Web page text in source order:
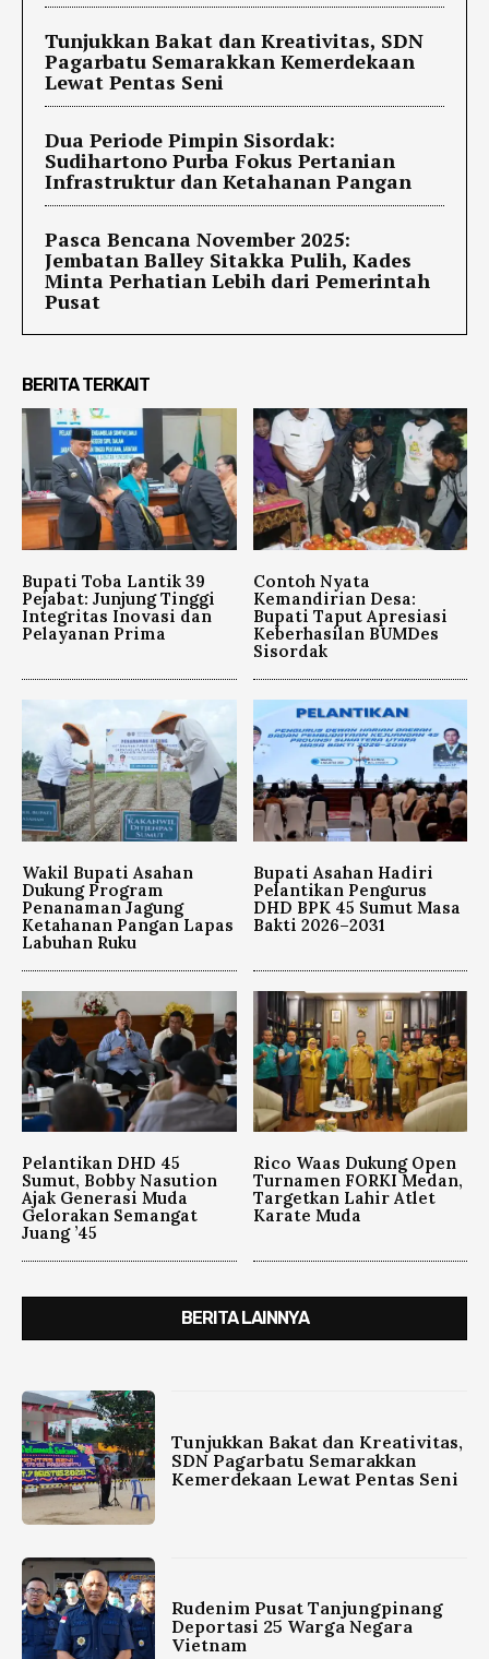
Tunjukkan Bakat dan Kreativitas, SDN
Pagarbatu Semarakkan Kemerdekaan
Lewat Pentas Seni
Dua Periode Pimpin Sisordak:
Sudihartono Purba Fokus Pertanian
Infrastruktur dan Ketahanan Pangan
Pasca Bencana November 2025:
Jembatan Balley Sitakka Pulih, Kades
Minta Perhatian Lebih dari Pemerintah
Pusat
BERITA TERKAIT
Bupati Toba Lantik 39
Pejabat: Junjung Tinggi
Integritas Inovasi dan
Pelayanan Prima
Contoh Nyata
Kemandirian Desa:
Bupati Taput Apresiasi
Keberhasilan BUMDes
Sisordak
Wakil Bupati Asahan
Dukung Program
Penanaman Jagung
Ketahanan Pangan Lapas
Labuhan Ruku
Bupati Asahan Hadiri
Pelantikan Pengurus
DHD BPK 45 Sumut Masa
Bakti 2026–2031
Pelantikan DHD 45
Sumut, Bobby Nasution
Ajak Generasi Muda
Gelorakan Semangat
Juang ’45
Rico Waas Dukung Open
Turnamen FORKI Medan,
Targetkan Lahir Atlet
Karate Muda
BERITA LAINNYA
Tunjukkan Bakat dan Kreativitas,
SDN Pagarbatu Semarakkan
Kemerdekaan Lewat Pentas Seni
Rudenim Pusat Tanjungpinang
Deportasi 25 Warga Negara
Vietnam